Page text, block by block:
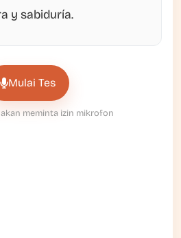
y sabiduría.
Mulai Tes
meminta izin mikrofon